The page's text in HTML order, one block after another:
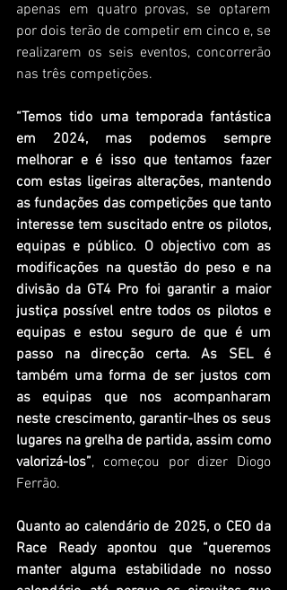
apenas em quatro provas, se optarem
por dois terão de competir em cinco e, se
realizarem os seis eventos, concorrerão
nas três competições.
“Temos tido uma temporada fantástica
em 2024, mas podemos sempre
melhorar e é isso que tentamos fazer
com estas ligeiras alterações, mantendo
as fundações das competições que tanto
interesse tem suscitado entre os pilotos,
equipas e público. O objectivo com as
modificações na questão do peso e na
divisão da GT4 Pro foi garantir a maior
justiça possível entre todos os pilotos e
equipas e estou seguro de que é um
passo na direcção certa. As SEL é
também uma forma de ser justos com
as equipas que nos acompanharam
neste crescimento, garantir-lhes os seus
lugares na grelha de partida, assim como
valorizá-los”, começou por dizer Diogo
Ferrão.
Quanto ao calendário de 2025, o CEO da
Race Ready apontou que “queremos
manter alguma estabilidade no nosso